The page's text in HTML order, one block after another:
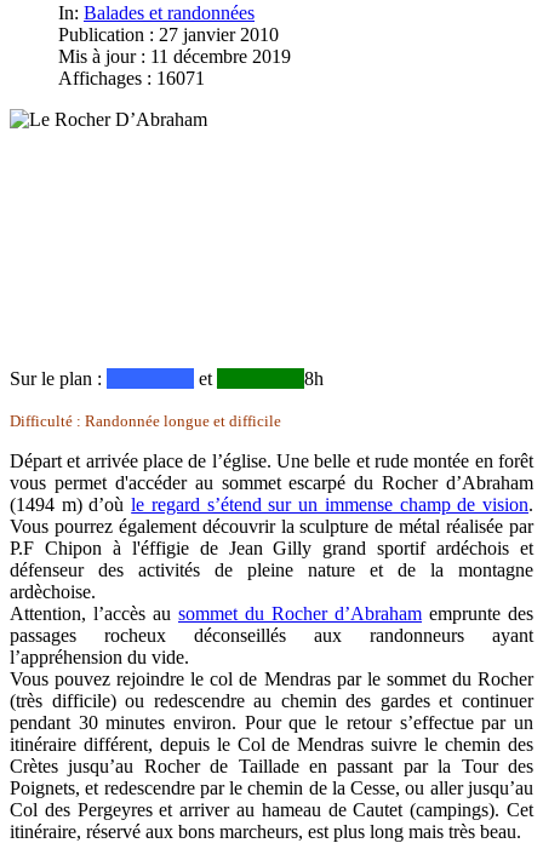
In: Balades et randonnées
Publication : 27 janvier 2010
Mis à jour : 11 décembre 2019
Affichages : 16071
Sur le plan : et 8h
Difficulté : Randonnée longue et difficile
Départ et arrivée place de l’église. Une belle et rude montée en forêt
vous permet d'accéder au sommet escarpé du Rocher d’Abraham
(1494 m) d’oùle regard s’étend sur un immense champ de vision.
Vous pourrez également découvrir la sculpture de métal réalisée par
P.F Chipon à l'éffigie de Jean Gilly grand sportif ardéchois et
défenseur des activités de pleine nature et de la montagne
ardèchoise.
Attention, l’accès au sommet du Rocher d’Abraham emprunte des
passages rocheux déconseillés aux randonneurs ayant
l’appréhension du vide.
Vous pouvez rejoindre le col de Mendras par le sommet du Rocher
(très difficile) ou redescendre au chemin des gardes et continuer
pendant 30 minutes environ. Pour que le retour s’effectue par un
itinéraire différent, depuis le Col de Mendras suivre le chemin des
Crètes jusqu’au Rocher de Taillade en passant par la Tour des
Poignets, et redescendre par le chemin de la Cesse, ou aller jusqu’au
Col des Pergeyres et arriver au hameau de Cautet (campings). Cet
itinéraire, réservé aux bons marcheurs, est plus long mais très beau.